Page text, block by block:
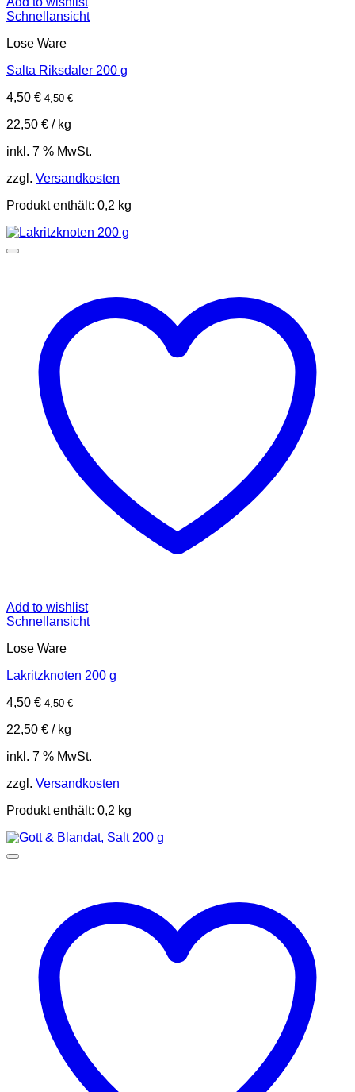
Schnellansicht
Lose Ware
Salta Riksdaler 200 g
4,50 € 4,50 €
22,50 € / kg
inkl. 7 % MwSt.
zzgl. Versandkosten
Produkt enthält: 0,2 kg
Add to wishlist
Schnellansicht
Lose Ware
Lakritzknoten 200 g
4,50 € 4,50 €
22,50 € / kg
inkl. 7 % MwSt.
zzgl. Versandkosten
Produkt enthält: 0,2 kg